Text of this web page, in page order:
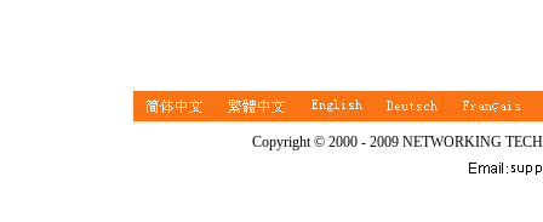
Copyright © 2000 - 2009 NETWORKING